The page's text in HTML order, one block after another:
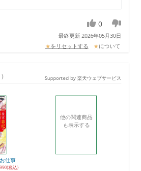
0
最終更新 2026年05月30日
★をリセットする ★について
) Supported by 楽天ウェブサービス
仕事
税込)
他の関連商品
も表示する